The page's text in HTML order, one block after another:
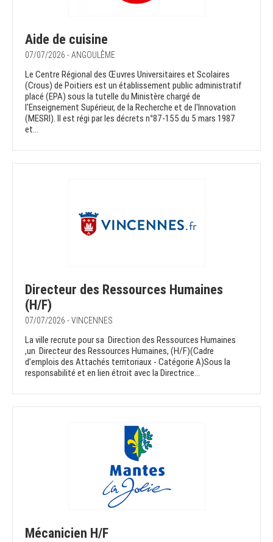
Aide de cuisine
07/07/2026 - ANGOULÊME
Le Centre Régional des Œuvres Universitaires et Scolaires
(Crous) de Poitiers est un établissement public administratif
placé (EPA) sous la tutelle du Ministère chargé de
l'Enseignement Supérieur, de la Recherche et de l'Innovation
(MESRI). Il est régi par les décrets n°87-155 du 5 mars 1987
et...
Directeur des Ressources Humaines
(H/F)
07/07/2026 - VINCENNES
La ville recrute pour sa Direction des Ressources Humaines
,un Directeur des Ressources Humaines, (H/F)(Cadre
d’emplois des Attachés territoriaux - Catégorie A)Sous la
responsabilité et en lien étroit avec la Directrice...
Mécanicien H/F